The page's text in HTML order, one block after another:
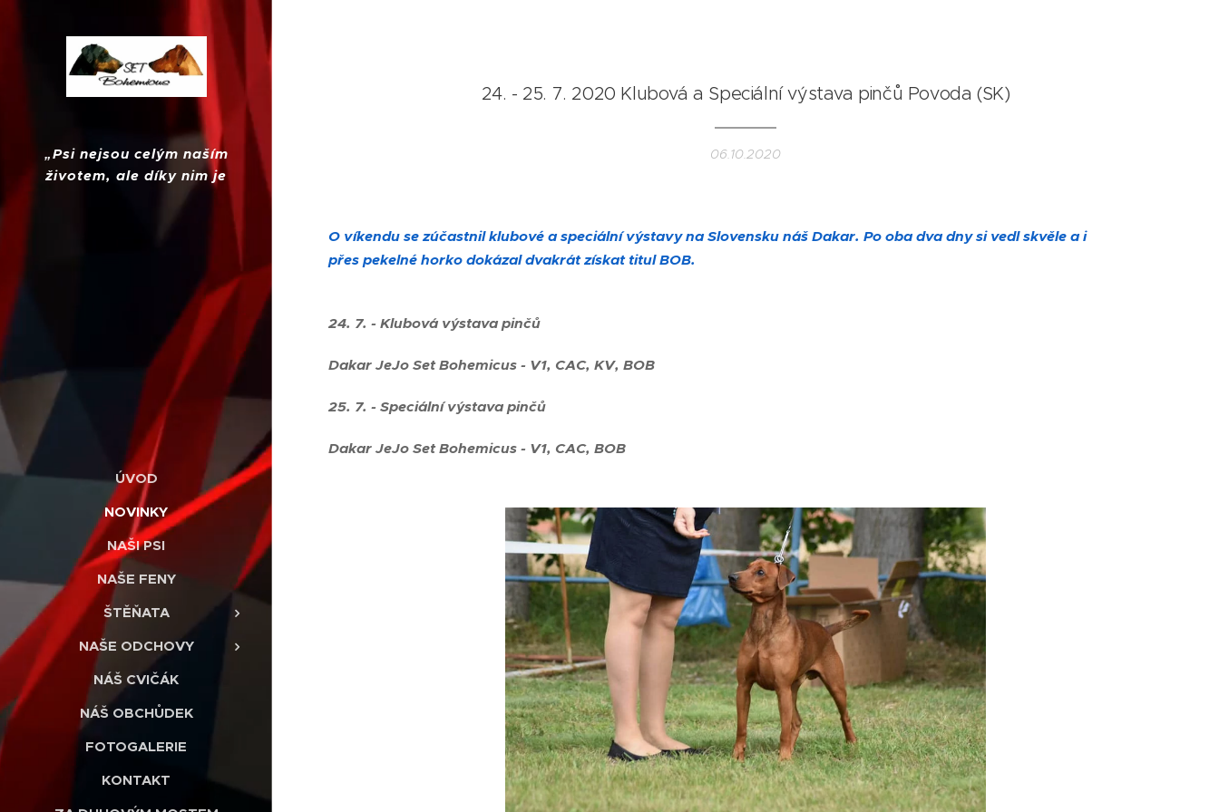
„Psi nejsou celým naším
životem, ale díky nim je
náš život úplný."
ÚVOD
NOVINKY
NAŠI PSI
NAŠE FENY
ŠTĚŇATA
NAŠE ODCHOVY
NÁŠ CVIČÁK
NÁŠ OBCHŮDEK
FOTOGALERIE
KONTAKT
24. - 25. 7. 2020 Klubová a Speciální výstava pinčů Povoda (SK)
06.10.2020
O víkendu se zúčastnil klubové a speciální výstavy na Slovensku náš Dakar. Po oba dva dny si vedl skvěle a i
přes pekelné horko dokázal dvakrát získat titul BOB.
24. 7. - Klubová výstava pinčů
Dakar JeJo Set Bohemicus - V1, CAC, KV, BOB
25. 7. - Speciální výstava pinčů
Dakar JeJo Set Bohemicus - V1, CAC, BOB